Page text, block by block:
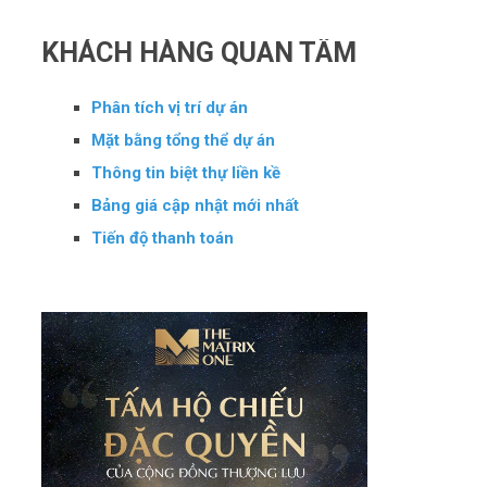
KHÁCH HÀNG QUAN TÂM
Phân tích vị trí dự án
Mặt bằng tổng thể dự án
Thông tin biệt thự liền kề
Bảng giá cập nhật mới nhất
Tiến độ thanh toán